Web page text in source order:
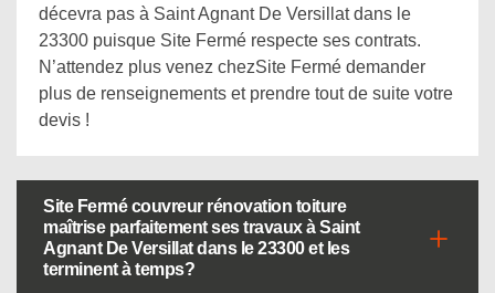
décevra pas à Saint Agnant De Versillat dans le
23300 puisque Site Fermé respecte ses contrats.
N’attendez plus venez chezSite Fermé demander
plus de renseignements et prendre tout de suite votre
devis !
Site Fermé couvreur rénovation toiture
maîtrise parfaitement ses travaux à Saint
Agnant De Versillat dans le 23300 et les
terminent à temps?